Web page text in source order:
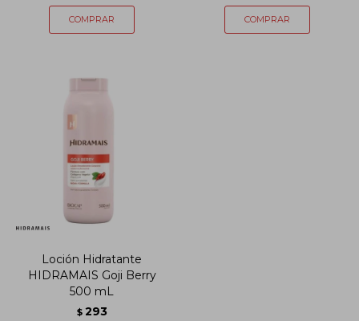
Loción Hidratante
HIDRAMAIS Goji Berry
500 mL
$ 293